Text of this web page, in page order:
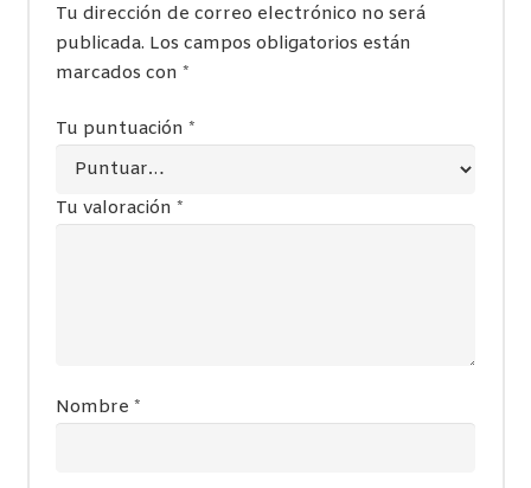
Tu dirección de correo electrónico no será
publicada. Los campos obligatorios están
marcados con *
Tu puntuación *
Tu valoración *
Nombre *